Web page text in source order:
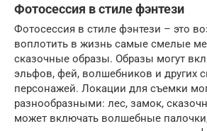
Фотосессия в стиле фэнтези
Фотосессия в стиле фэнтези – это
воплотить в жизнь самые смелые
сказочные образы. Образы могут
эльфов, фей, волшебников и других
персонажей. Локации для съемки
разнообразными: лес, замок,
может включать волшебные